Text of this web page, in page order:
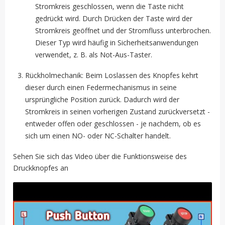
Stromkreis geschlossen, wenn die Taste nicht
gedrückt wird. Durch Drücken der Taste wird der
Stromkreis geöffnet und der Stromfluss unterbrochen.
Dieser Typ wird häufig in Sicherheitsanwendungen
verwendet, z. B. als Not-Aus-Taster.
Rückholmechanik: Beim Loslassen des Knopfes kehrt
dieser durch einen Federmechanismus in seine
ursprüngliche Position zurück. Dadurch wird der
Stromkreis in seinen vorherigen Zustand zurückversetzt -
entweder offen oder geschlossen - je nachdem, ob es
sich um einen NO- oder NC-Schalter handelt.
Sehen Sie sich das Video über die Funktionsweise des
Druckknopfes an